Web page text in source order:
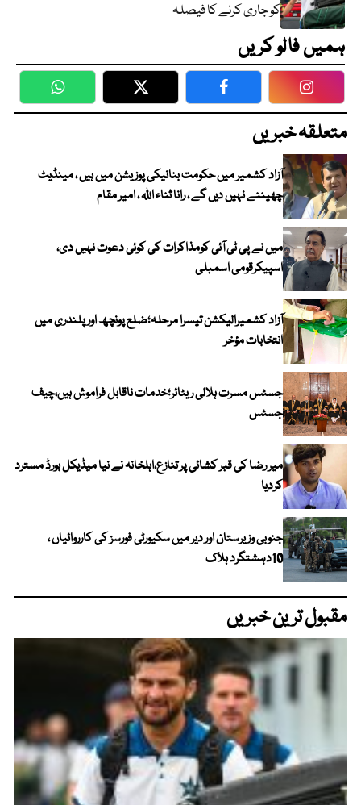
کو جاری کرنے کا فیصلہ
ہمیں فالو کریں
WhatsApp Twitter Facebook
متعلقہ خبریں
آزاد کشمیر میں حکومت بنانیکی پوزیشن میں ہیں ، مینڈیٹ
چھیننے نہیں دیں گے ، رانا ثناء اللہ ، امیر مقام
میں نے پی ٹی آئی کومذاکرات کی کوئی دعوت نہیں دی،
اسپیکرقومی اسمبلی
آزاد کشمیرالیکشن تیسرا مرحلہ؛ضلع پونچھ اور پلندری میں
انتخابات مؤخر
جسٹس مسرت ہلالی ریٹائر؛خدمات ناقابل فراموش ہیں،چیف
جسٹس
میر رضا کی قبر کشائی پر تنازع،اہلخانہ نے نیا میڈیکل بورڈ مسترد
کردیا
جنوبی وزیرستان اور دیر میں سکیورٹی فورسز کی کارروائیاں ،
10دہشتگرد ہلاک
مقبول ترین خبریں